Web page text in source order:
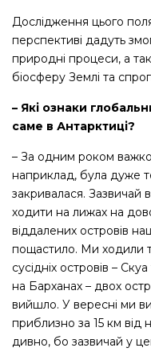
Дослідження цього
перспективі дадуть
природні процеси, а
біосферу Землі та
– Які ознаки
саме в Антарктиці?
– За одним роком важко
наприклад, була дуже
закривалася. Зазвичай
ходити на лижах на
віддалених островів
пощастило. Ми ходили
сусідніх островів –
на Барханах – двох
вийшло. У вересні ми
приблизно за 15 км від
дивно, бо зазвичай у